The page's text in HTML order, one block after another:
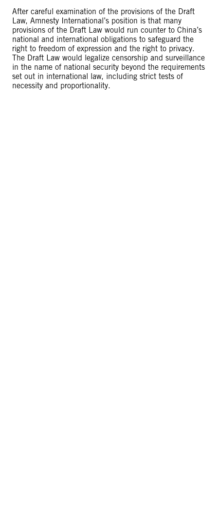
After careful examination of the provisions of the Draft
Law, Amnesty International’s position is that many
provisions of the Draft Law would run counter to China’s
national and international obligations to safeguard the
right to freedom of expression and the right to privacy.
The Draft Law would legalize censorship and surveillance
in the name of national security beyond the requirements
set out in international law, including strict tests of
necessity and proportionality.